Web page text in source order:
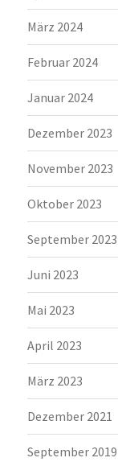
März 2024
Februar 2024
Januar 2024
Dezember 2023
November 2023
Oktober 2023
September 2023
Juni 2023
Mai 2023
April 2023
März 2023
Dezember 2021
September 2019